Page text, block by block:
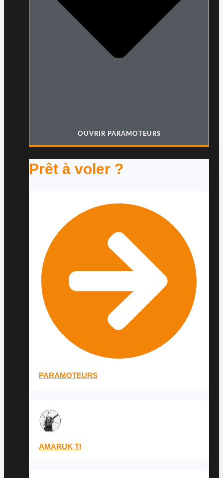
OUVRIR PARAMOTEURS
Prêt à voler ?
PARAMOTEURS
AMARUK TI